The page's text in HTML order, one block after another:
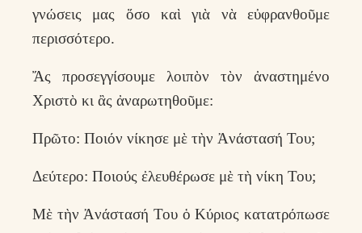
γνώσεις μας ὅσο καὶ γιὰ νὰ εὐφρανθοῦμε
περισσότερο.
Ἄς προσεγγίσουμε λοιπὸν τὸν ἀναστημένο
Χριστὸ κι ἂς ἀναρωτηθοῦμε:
Πρῶτο: Ποιόν νίκησε μὲ τὴν Ἀνάστασή Του;
Δεύτερο: Ποιούς ἐλευθέρωσε μὲ τὴ νίκη Του;
Μὲ τὴν Ἀνάστασή Του ὁ Κύριος κατατρόπωσε